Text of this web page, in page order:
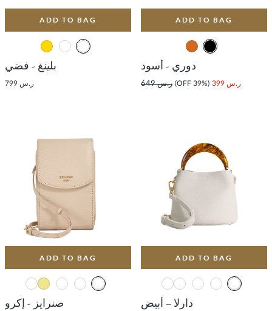
ADD TO BAG
دوري - أسود
ر.س 399 (39% OFF) ر.س 649
ADD TO BAG
بلينغ - فضي
ر.س 799
ADD TO BAG
دارلا – أبيض
ADD TO BAG
صنرايز - إكرو